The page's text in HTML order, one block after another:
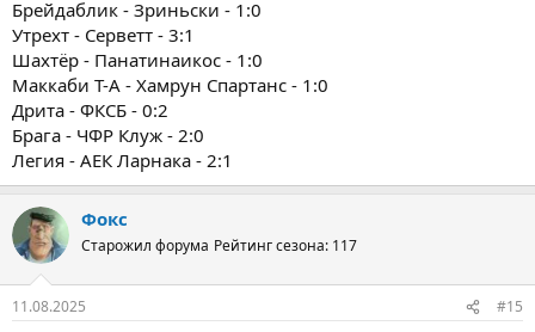
Брейдаблик - Зриньски - 1:0
Утрехт - Серветт - 3:1
Шахтёр - Панатинаикос - 1:0
Маккаби Т-А - Хамрун Спартанс - 1:0
Дрита - ФКСБ - 0:2
Брага - ЧФР Клуж - 2:0
Легия - АЕК Ларнака - 2:1
Фокс
Старожил форума Рейтинг сезона: 117
11.08.2025 #15